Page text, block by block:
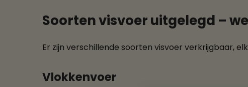
Soorten visvoer uitgelegd –
Er zijn verschillende soorten visvoer verkrijgbaar,
Vlokkenvoer